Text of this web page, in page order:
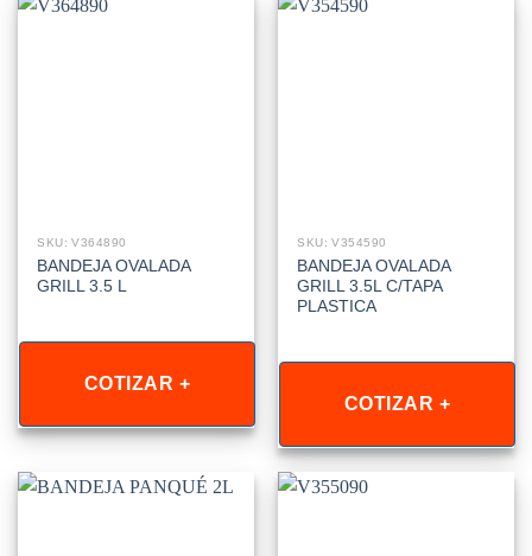
SKU: V364890
BANDEJA OVALADA
GRILL 3.5 L
COTIZAR +
SKU: V354590
BANDEJA OVALADA
GRILL 3.5L C/TAPA
PLASTICA
COTIZAR +